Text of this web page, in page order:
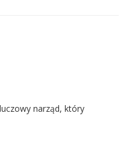
narząd, który